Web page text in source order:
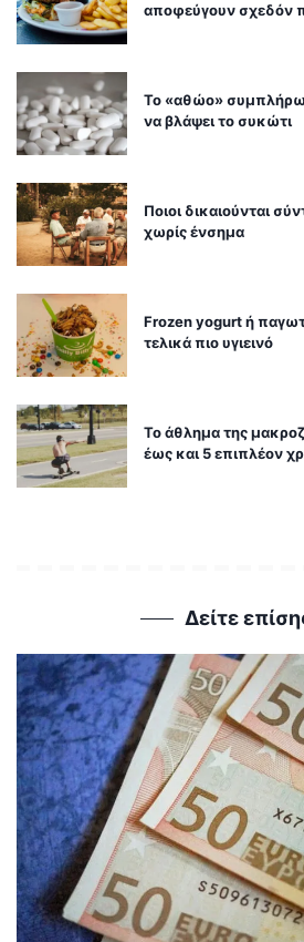
αποφεύγουν σχεδόν
Το «αθώο»
να βλάψει το συκώτι
Ποιοι δικαιούνται
χωρίς ένσημα
Frozen yogurt ή
τελικά πιο υγιεινό
Το άθλημα της
έως και 5 επιπλέον
Δείτε